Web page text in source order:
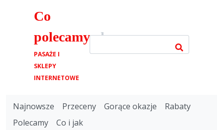
Co
polecamy.pl
PASAŻE I
SKLEPY
INTERNETOWE
Najnowsze Przeceny Gorące okazje
Rabaty
Polecamy
Co i jak